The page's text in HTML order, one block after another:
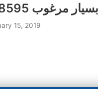
بسیار مرغوب 8595-331-0913
15, 2019